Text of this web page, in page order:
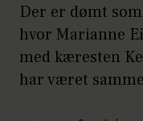
Der er dømt
hvor Marianne
med kæresten
har været